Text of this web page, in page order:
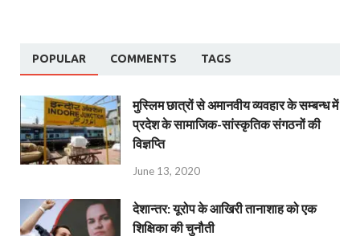
POPULAR COMMENTS TAGS
मुस्लिम छात्रों से अमानवीय व्यवहार के सम्बन्ध में
प्रदेश के सामाजिक-सांस्कृतिक संगठनों की
विज्ञप्ति
June 13, 2020
देशान्‍तर: यूरोप के आखिरी तानाशाह को एक
शिक्षिका की चुनौती